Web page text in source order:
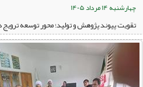
چهارشنبه 14 مرداد 1405
تقویت پیوند پژوهش و تولید؛ محور توسعه ترویج